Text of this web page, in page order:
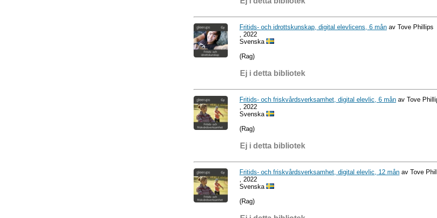
Fritids- och idrottskunskap, digital elevlicens, 6 mån av Tove Phillips
, 2022
Svenska
(Rag)
Ej i detta bibliotek
Fritids- och friskvårdsverksamhet, digital elevlic, 6 mån av Tove
, 2022
Svenska
(Rag)
Ej i detta bibliotek
Fritids- och friskvårdsverksamhet, digital elevlic, 12 mån av Tove
, 2022
Svenska
(Rag)